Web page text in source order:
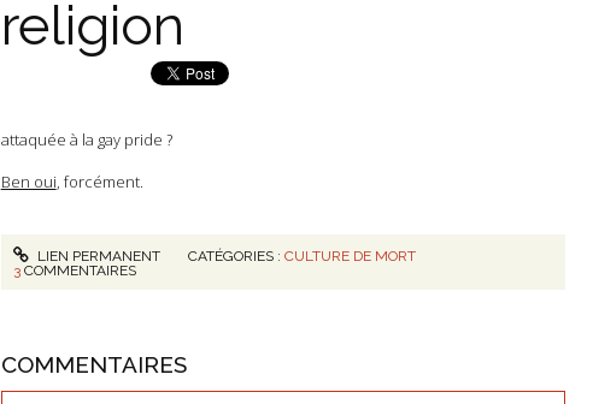
religion
attaquée à la gay pride ?
Ben oui , forcément.
LIEN PERMANENT CATÉGORIES :CULTURE DE MORT
3 COMMENTAIRES
COMMENTAIRES